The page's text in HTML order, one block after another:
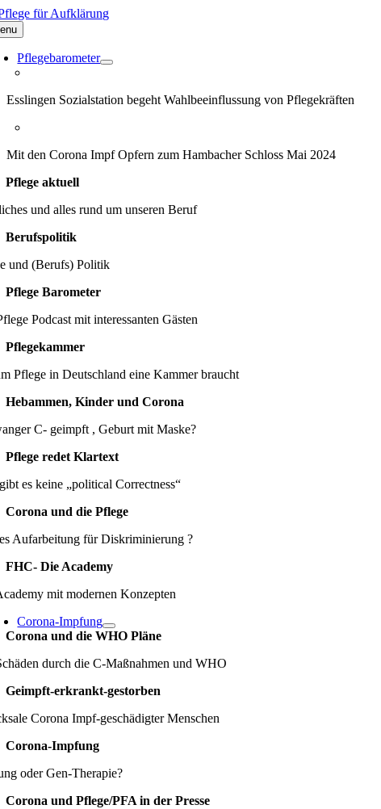
Zum
Inhalt
springen
Pflegebarometer
Esslingen Sozialstation begeht Wahlbeeinflussung von Pflegekräften
Mit den Corona Impf Opfern zum Hambacher Schloss Mai 2024
Pflege aktuell
und alles rund um unseren Beruf
Berufspolitik
und (Berufs) Politik
Pflege Barometer
Podcast mit interessanten Gästen
Pflegekammer
Pflege in Deutschland eine Kammer braucht
Hebammen, Kinder und Corona
C- geimpft , Geburt mit Maske?
Pflege redet Klartext
es keine „political Correctness“
Corona und die Pflege
Aufarbeitung für Diskriminierung ?
FHC- Die Academy
mit modernen Konzepten
Corona-Impfung
Corona und die WHO Pläne
durch die C-Maßnahmen und WHO
Geimpft-erkrankt-gestorben
Corona Impf-geschädigter Menschen
Corona-Impfung
oder Gen-Therapie?
Corona und Pflege/PFA in der Presse